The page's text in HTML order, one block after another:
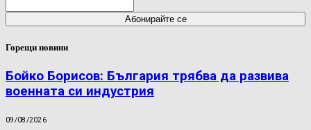
Горещи новини
Бойко Борисов: България трябва да развива
военната си индустрия
09/08/2026